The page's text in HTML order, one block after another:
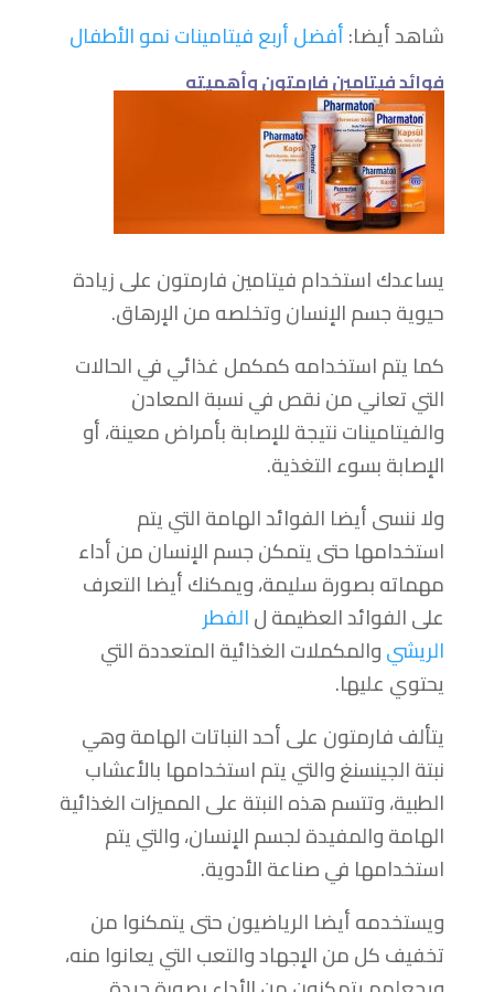
شاهد أيضا:أفضل أربع فيتامينات نمو الأطفال
فوائد فيتامين فارمتون وأهميته
يساعدك استخدام فيتامين فارمتون على زيادة
حيوية جسم الإنسان وتخلصه من الإرهاق.
كما يتم استخدامه كمكمل غذائي في الحالات
التي تعاني من نقص في نسبة المعادن
والفيتامينات نتيجة للإصابة بأمراض معينة، أو
الإصابة بسوء التغذية.
ولا ننسى أيضا الفوائد الهامة التي يتم
استخدامها حتى يتمكن جسم الإنسان من أداء
مهماته بصورة سليمة، ويمكنك أيضا التعرف
على الفوائد العظيمة لالفطر
الريشيوالمكملات الغذائية المتعددة التي
يحتوي عليها.
يتألف فارمتون على أحد النباتات الهامة وهي
نبتة الجينسنغ والتي يتم استخدامها بالأعشاب
الطبية، وتتسم هذه النبتة على المميزات الغذائية
الهامة والمفيدة لجسم الإنسان، والتي يتم
استخدامها في صناعة الأدوية.
ويستخدمه أيضا الرياضيون حتى يتمكنوا من
تخفيف كل من الإجهاد والتعب التي يعانوا منه،